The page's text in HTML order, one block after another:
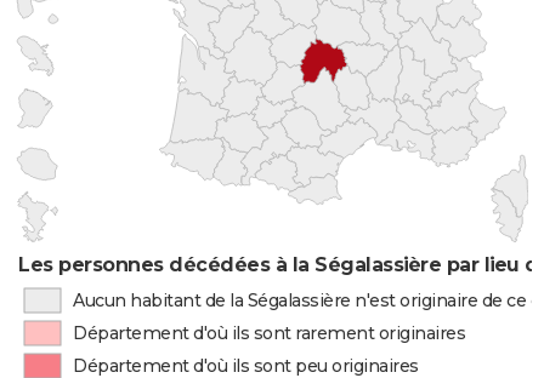
Les personnes décédées à la Ségalassière par lieu
Aucun habitant de la Ségalassière n'est originaire de ce
Département d'où ils sont rarement originaires
Département d'où ils sont peu originaires